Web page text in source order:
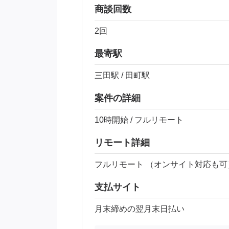
商談回数
2回
最寄駅
三田駅 / 田町駅
案件の詳細
10時開始 / フルリモート
リモート詳細
フルリモート （オンサイト対応も可
支払サイト
月末締めの翌月末日払い